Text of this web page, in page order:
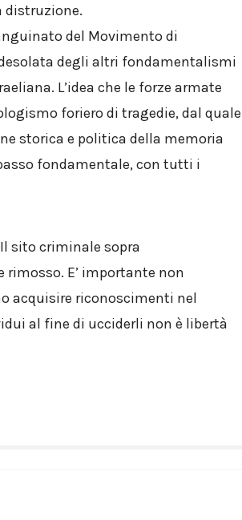
distruzione.
del Movimento di
degli altri fondamentalismi
L’idea che le forze armate
foriero di tragedie, dal quale
storica e politica della memoria
fondamentale, con tutti i
sito criminale sopra
E’ importante non
acquisire riconoscimenti nel
al fine di ucciderli non è libertà